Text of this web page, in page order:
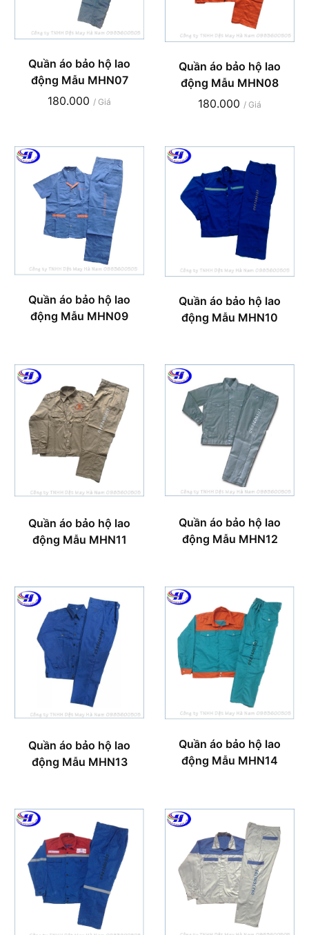
Quần áo bảo hộ lao
động Mẫu MHN07
180.000 / Giá
Quần áo bảo hộ lao
động Mẫu MHN08
180.000 / Giá
Quần áo bảo hộ lao
động Mẫu MHN09
Quần áo bảo hộ lao
động Mẫu MHN10
Quần áo bảo hộ lao
động Mẫu MHN11
Quần áo bảo hộ lao
động Mẫu MHN12
Quần áo bảo hộ lao
động Mẫu MHN13
Quần áo bảo hộ lao
động Mẫu MHN14